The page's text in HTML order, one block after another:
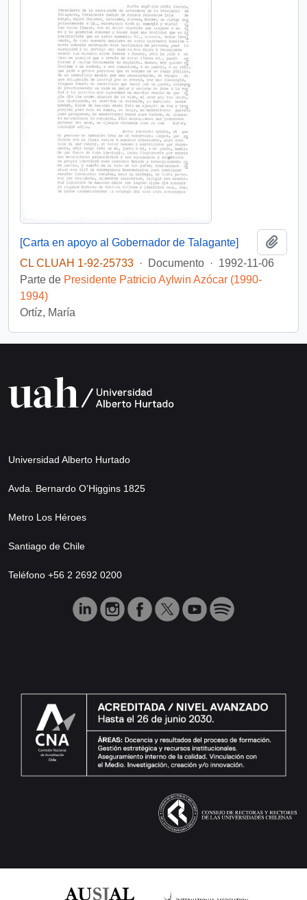
[Carta en apoyo al Gobernador de Talagante]
CL CLUAH 1-92-25733 · Documento · 1992-11-06
Parte de Presidente Patricio Aylwin Azócar (1990-
1994)
Ortíz, María
Universidad Alberto Hurtado
Avda. Bernardo O’Higgins 1825
Metro Los Héroes
Santiago de Chile
Teléfono +56 2 2692 0200